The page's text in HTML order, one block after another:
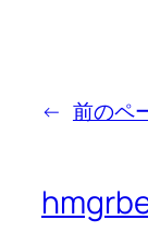
← 前のペ